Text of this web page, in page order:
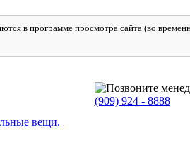
в программе просмотра сайта (во
(909) 924 - 8888